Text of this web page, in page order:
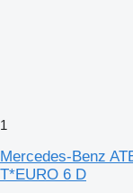
1
Mercedes-Benz
T*EURO 6 D